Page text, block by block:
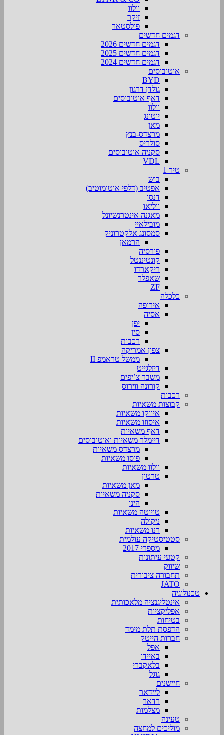
וולוו
זיקר
פולסטאר
דגמים חדשים
דגמים חדשים 2026
דגמים חדשים 2025
דגמים חדשים 2024
אוטובוסים
BYD
גולדן דרגון
דאף אוטובוסים
וולוו
יוטונג
מאן
מרצדס-בנץ
סולריס
סקניה אוטובוסים
VDL
טיר 1
בוש
אפטיב (דלפי אוטומוטיב)
דנסו
ווליאו
מאגנה אינטרנשיונל
מובילאיי
סמסונג אלקטרוניק
הרמאן
פורסיה
קונטיננטל
ריקארדו
שאפלר
ZF
כלכלה
אירופה
אסיה
יפן
סין
רכבות
צפון אמריקה
ממשל טראמפ II
דיזלגייט
משבר צ’יפים
קורונה ווירוס
רכבות
קבוצות משאיות
איווקו משאיות
איסוזו משאיות
דאף משאיות
דיימלר משאיות ואוטובוסים
מרצדס משאיות
פוסו משאיות
וולוו משאיות
טרטון
מאן משאיות
סקניה משאיות
הינו
טויוטה משאיות
ניקולה
רנו משאיות
סטטיסטיקה עולמית
מספרי 2017
קטעי עיתונות
שיווק
תחבורה ציבורית
JATO
טכנולוגיה
אינטליגנציה מלאכותית
אפליקציות
בטיחות
הדפסת תלת מימד
חברות הייטק
אפל
באיידו
בלאקברי
גוגל
חיישנים
ליידאר
רדאר
מצלמות
טעינה
מוליכים למחצה